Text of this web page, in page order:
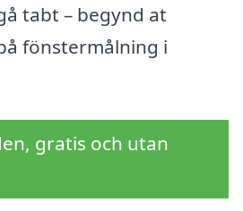
tabt – begynd at
fönstermålning i
gratis och utan